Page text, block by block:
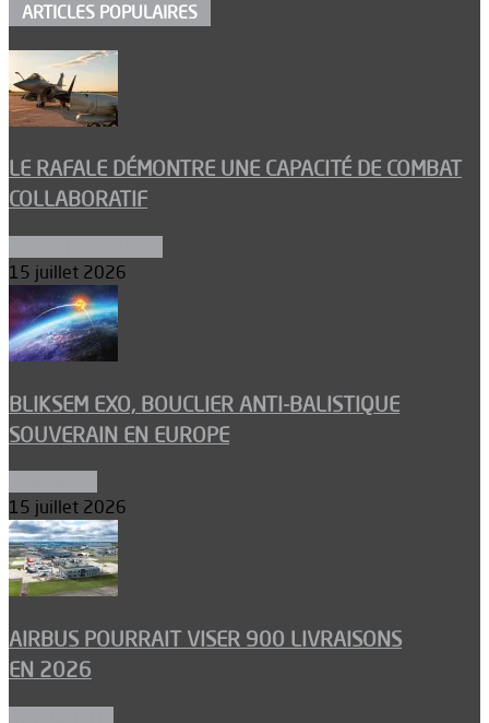
ARTICLES POPULAIRES
LE RAFALE DÉMONTRE UNE CAPACITÉ DE COMBAT
COLLABORATIF
15 juillet 2026
BLIKSEM EXO, BOUCLIER ANTI-BALISTIQUE
SOUVERAIN EN EUROPE
15 juillet 2026
AIRBUS POURRAIT VISER 900 LIVRAISONS
EN 2026